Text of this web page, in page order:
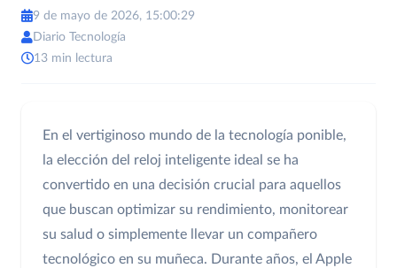
9 de mayo de 2026, 15:00:29
Diario Tecnología
13 min lectura
En el vertiginoso mundo de la tecnología ponible,
la elección del reloj inteligente ideal se ha
convertido en una decisión crucial para aquellos
que buscan optimizar su rendimiento, monitorear
su salud o simplemente llevar un compañero
tecnológico en su muñeca. Durante años, el Apple